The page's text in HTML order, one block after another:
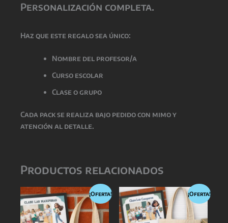
Personalización completa.
Haz que este regalo sea único:
Nombre del profesor/a
Curso escolar
Clase o grupo
Cada pack se realiza bajo pedido con mimo y
atención al detalle.
Productos relacionados
¡Oferta! ¡Oferta!